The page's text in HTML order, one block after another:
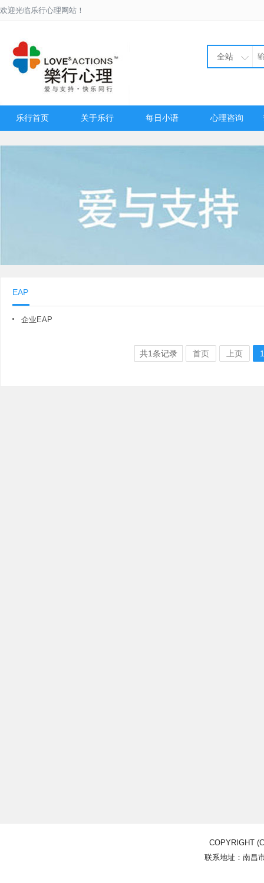
欢迎光临乐行心理网站！
全站
乐行首页 关于乐行 每日小语 心理咨询
EAP
企业EAP
共1条记录 首页 上页 1
COPYRIGHT
联系地址：南昌